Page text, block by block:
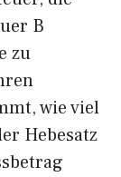
B
zu
wie viel
Hebesatz